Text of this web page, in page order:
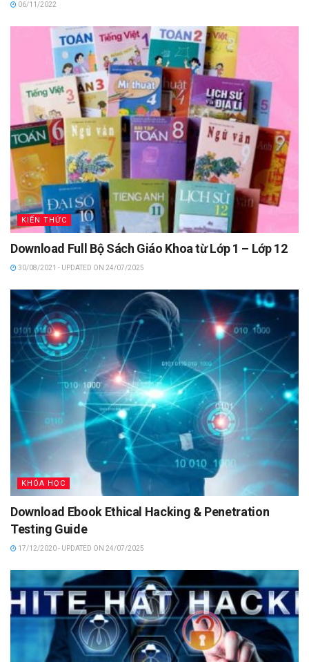
06/11/2022
KIẾN THỨC
Download Full Bộ Sách Giáo Khoa từ Lớp 1 – Lớp 12
30/08/2021 - UPDATED ON 24/07/2025
KHÓA HỌC
Download Ebook Ethical Hacking & Penetration
Testing Guide
17/12/2020 - UPDATED ON 24/07/2025